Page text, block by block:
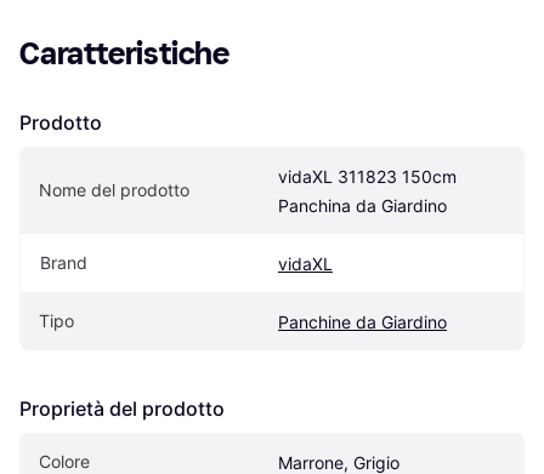
Caratteristiche
Prodotto
Nome del prodotto
vidaXL 311823 150cm
Panchina da Giardino
Brand vidaXL
Tipo Panchine da Giardino
Proprietà del prodotto
Colore Marrone, Grigio